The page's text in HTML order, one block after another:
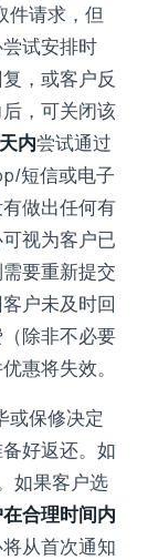
件请求，但
尝试安排时
，或客户反
，可关闭该
内尝试通过
短信或电子
做出任何有
视为客户已
要重新提交
户未及时回
除非不必要
惠将失效。
或保修决定
好返还。如
如果客户选
合理时间内
从首次通知